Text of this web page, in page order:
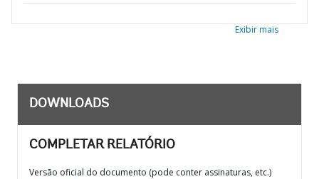
Exibir mais
DOWNLOADS
COMPLETAR RELATÓRIO
Versão oficial do documento (pode conter assinaturas, etc.)